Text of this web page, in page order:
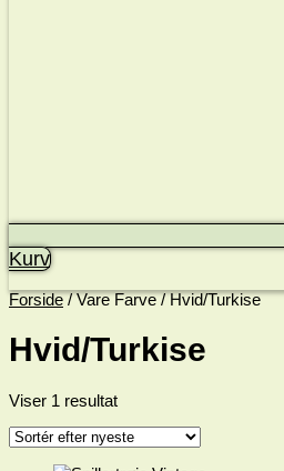
Kurv
Forside/ Vare Farve / Hvid/Turkise
Hvid/Turkise
Viser 1 resultat